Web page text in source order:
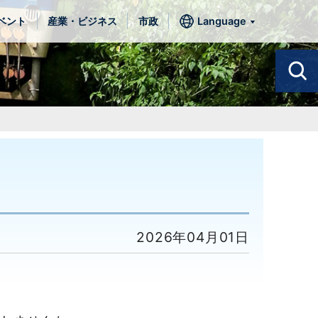
ント 産業・ビジネス 市政 Language
2026年04月01日